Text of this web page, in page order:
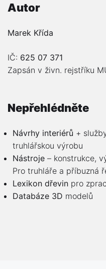
Autor
Marek Křída
IČ: 625 07 371
Zapsán v živn. rejstříku
Nepřehlédněte
Návrhy interiérů +
truhlářskou výrobu
Nástroje – konstrukce,
Pro truhláře a příbuzná
Lexikon dřevin pro
Databáze 3D modelů